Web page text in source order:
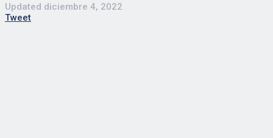
Updated diciembre 4, 2022
Tweet